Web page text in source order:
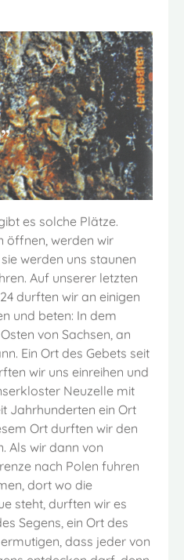
es solche Plätze.
öffnen, werden wir
werden uns staunen
Auf unserer letzten
durften wir an einigen
und beten: In dem
von Sachsen, an
Ein Ort des Gebets seit
wir uns einreihen und
Neuzelle mit
Jahrhunderten ein Ort
Ort durften wir den
Als wir dann von
nach Polen fuhren
dort wo die
steht, durften wir es
Segens, ein Ort des
dass jeder von